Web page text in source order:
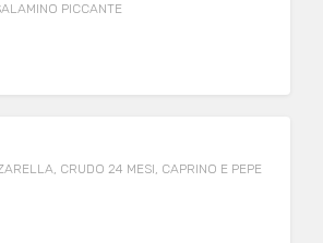
PICCANTE
CRUDO 24 MESI, CAPRINO E PEPE